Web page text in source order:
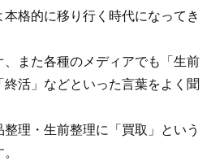
格的に移り行く時代になってき
、また各種のメディアでも「生前
活」などといった言葉をよく聞
理・生前整理に「買取」という